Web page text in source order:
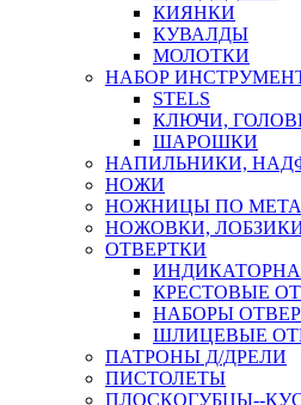
КИЯНКИ
КУВАЛДЫ
МОЛОТКИ
НАБОР
STELS
КЛЮЧИ,
ШАРОШКИ
НАПИЛЬНИКИ,
НОЖИ
НОЖНИЦЫ ПО
НОЖОВКИ,
ОТВЕРТКИ
КРЕСТОВЫЕ
НАБОРЫ
ШЛИЦЕВЫЕ
ПАТРОНЫ Д/ДРЕЛИ
ПИСТОЛЕТЫ
ПЛОСКОГУБЦЫ--